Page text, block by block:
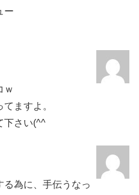
ー
ｗ
ますよ。
下さい(^^
る為に、手伝うなっ